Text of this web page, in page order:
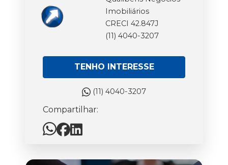
Imobiliários
CRECI 42.847J
(11) 4040-3207
TENHO INTERESSE
(11) 4040-3207
Compartilhar: